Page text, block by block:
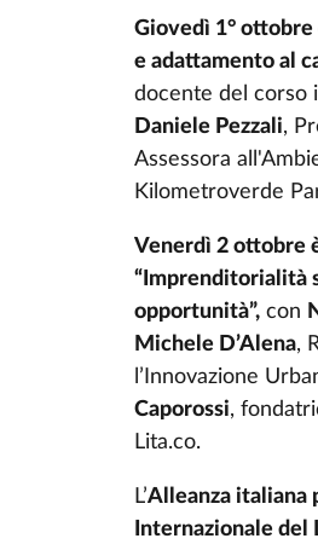
Giovedì 1°
e adattamento al
docente del corso
Daniele Pezzali,
Assessora
Kilometroverde
Venerdì 2 ottobre
“Imprenditorialità
opportunità”, con
Michele D’Alena,
l’Innovazione
Caporossi,
Lita.co.
L’Alleanza italiana
Internazionale del